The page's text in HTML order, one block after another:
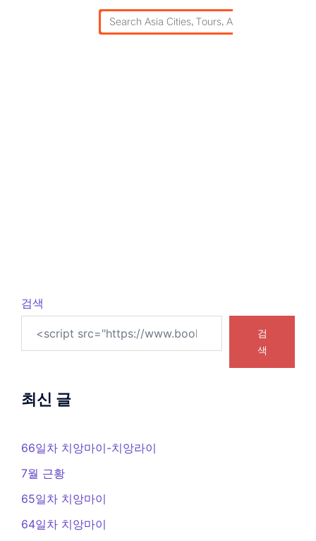
검색
검
색
최신 글
66일차 치앙마이-치앙라이
7월 근황
65일차 치앙마이
64일차 치앙마이